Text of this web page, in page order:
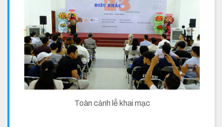
Toàn cảnh lễ khai mạc